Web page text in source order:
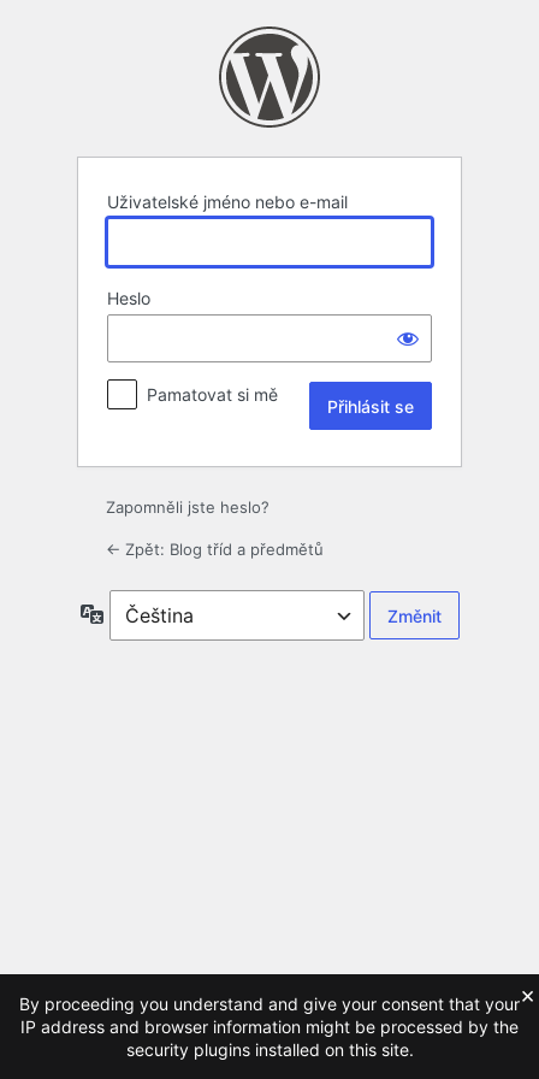
Uživatelské jméno nebo e-mail
Heslo
Pamatovat si mě
Zapomněli jste heslo?
← Zpět: Blog tříd a předmětů
Jazyky
By proceeding you understand and give your consent that your
IP address and browser information might be processed by the
security plugins installed on this site.
×